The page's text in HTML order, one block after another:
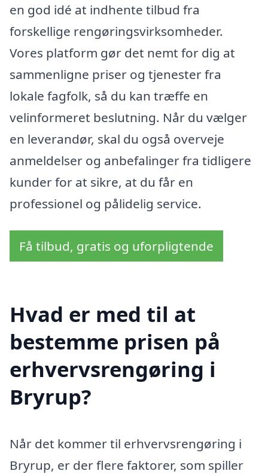
en god idé at indhente tilbud fra
forskellige rengøringsvirksomheder.
Vores platform gør det nemt for dig at
sammenligne priser og tjenester fra
lokale fagfolk, så du kan træffe en
velinformeret beslutning. Når du vælger
en leverandør, skal du også overveje
anmeldelser og anbefalinger fra tidligere
kunder for at sikre, at du får en
professionel og pålidelig service.
Få tilbud, gratis og uforpligtende
Hvad er med til at
bestemme prisen på
erhvervsrengøring i
Bryrup?
Når det kommer til erhvervsrengøring i
Bryrup, er der flere faktorer, som spiller